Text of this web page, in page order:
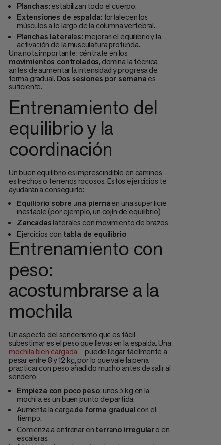
Planchas: estabilizan todo el cuerpo.
Extensiones de espalda: fortalecen los
músculos a lo largo de la columna vertebral.
Planchas laterales: mejoran el equilibrio y la
activación de la musculatura profunda.
Una nota importante: céntrate en los
movimientos controlados, domina la técnica
antes de aumentar la intensidad y progresa de
forma gradual. Dos sesiones por semana es
suficiente.
Entrenamiento del
equilibrio y la
coordinación
Un buen equilibrio es imprescindible en caminos
estrechos o terrenos rocosos. Estos ejercicios te
ayudarán a conseguirlo:
Equilibrio sobre una piernaen una superficie
inestable (por ejemplo, un cojín de equilibrio)
Zancadaslaterales con movimiento de brazos
Ejercicios con tabla de equilibrio
Entrenamiento con
peso:
acostumbrarse a la
mochila
Un aspecto del senderismo que es fácil
subestimar es el peso que llevas en la espalda. Una
mochila bien cargada
puede llegar fácilmente a
pesar entre 8 y 12 kg, por lo que vale la pena
practicar con peso añadido mucho antes de salir al
sendero:
Empieza con poco peso: unos 5 kg en la
mochila es un buen punto de partida.
Aumenta la cargade forma gradualcon el
tiempo.
Comienza a entrenar enterreno irregularo en
escaleras.